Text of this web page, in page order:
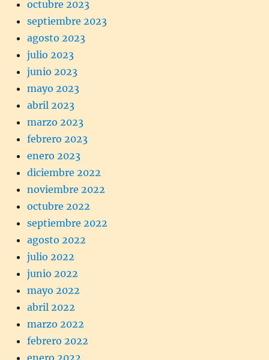
octubre 2023
septiembre 2023
agosto 2023
julio 2023
junio 2023
mayo 2023
abril 2023
marzo 2023
febrero 2023
enero 2023
diciembre 2022
noviembre 2022
octubre 2022
septiembre 2022
agosto 2022
julio 2022
junio 2022
mayo 2022
abril 2022
marzo 2022
febrero 2022
enero 2022